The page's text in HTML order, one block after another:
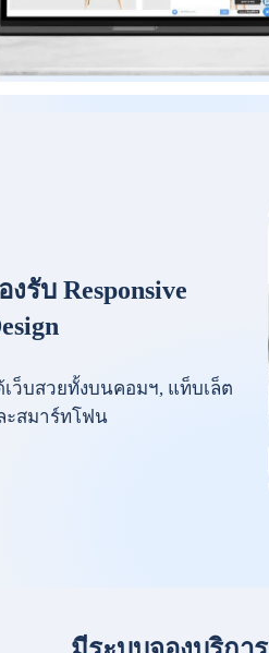
งรับ Responsive
เว็บสวยทั้งบนคอมฯ, แท็บเล็ต
ะสมาร์ทโฟน